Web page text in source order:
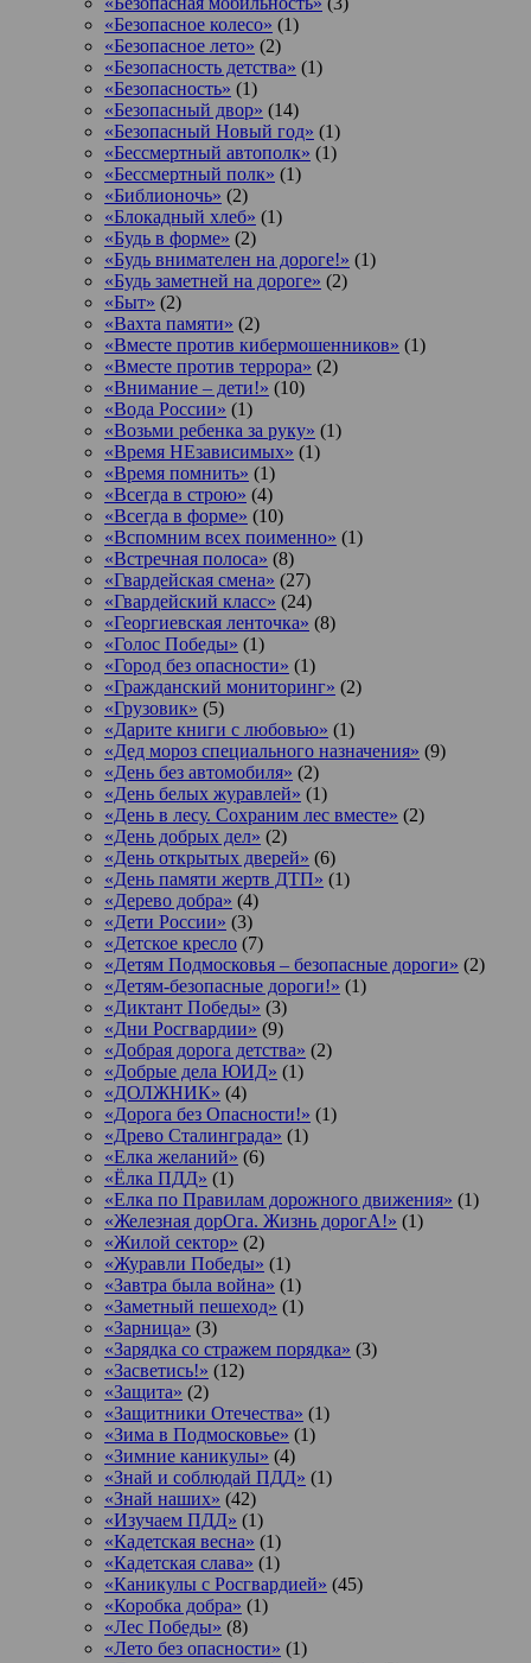
«Безопасное колесо» (1)
«Безопасное лето» (2)
«Безопасность детства» (1)
«Безопасность» (1)
«Безопасный двор» (14)
«Безопасный Новый год» (1)
«Бессмертный автополк» (1)
«Бессмертный полк» (1)
«Библионочь» (2)
«Блокадный хлеб» (1)
«Будь в форме» (2)
«Будь внимателен на дороге!» (1)
«Будь заметней на дороге» (2)
«Быт» (2)
«Вахта памяти» (2)
«Вместе против кибермошенников» (1)
«Вместе против террора» (2)
«Внимание – дети!» (10)
«Вода России» (1)
«Возьми ребенка за руку» (1)
«Время НЕзависимых» (1)
«Время помнить» (1)
«Всегда в строю» (4)
«Всегда в форме» (10)
«Вспомним всех поименно» (1)
«Встречная полоса» (8)
«Гвардейская смена» (27)
«Гвардейский класс» (24)
«Георгиевская ленточка» (8)
«Голос Победы» (1)
«Город без опасности» (1)
«Гражданский мониторинг» (2)
«Грузовик» (5)
«Дарите книги с любовью» (1)
«Дед мороз специального назначения» (9)
«День без автомобиля» (2)
«День белых журавлей» (1)
«День в лесу. Сохраним лес вместе» (2)
«День добрых дел» (2)
«День открытых дверей» (6)
«День памяти жертв ДТП» (1)
«Дерево добра» (4)
«Дети России» (3)
«Детское кресло (7)
«Детям Подмосковья – безопасные дороги» (2)
«Детям-безопасные дороги!» (1)
«Диктант Победы» (3)
«Дни Росгвардии» (9)
«Добрая дорога детства» (2)
«Добрые дела ЮИД» (1)
«ДОЛЖНИК» (4)
«Дорога без Опасности!» (1)
«Древо Сталинграда» (1)
«Елка желаний» (6)
«Ёлка ПДД» (1)
«Елка по Правилам дорожного движения» (1)
«Железная дорОга. Жизнь дорогА!» (1)
«Жилой сектор» (2)
«Журавли Победы» (1)
«Завтра была война» (1)
«Заметный пешеход» (1)
«Зарница» (3)
«Зарядка со стражем порядка» (3)
«Засветись!» (12)
«Защита» (2)
«Защитники Отечества» (1)
«Зима в Подмосковье» (1)
«Зимние каникулы» (4)
«Знай и соблюдай ПДД» (1)
«Знай наших» (42)
«Изучаем ПДД» (1)
«Кадетская весна» (1)
«Кадетская слава» (1)
«Каникулы с Росгвардией» (45)
«Коробка добра» (1)
«Лес Победы» (8)
«Лето без опасности» (1)